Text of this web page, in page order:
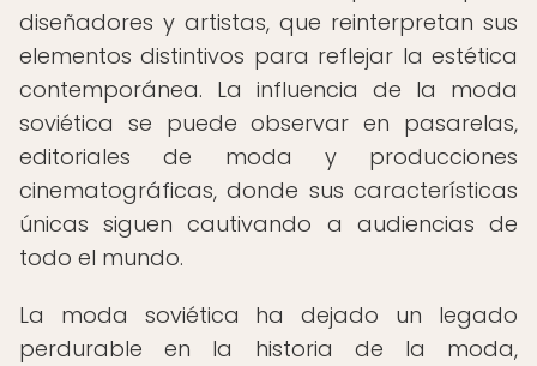
diseñadores y artistas, que reinterpretan sus
elementos distintivos para reflejar la estética
contemporánea. La influencia de la moda
soviética se puede observar en pasarelas,
editoriales de moda y producciones
cinematográficas, donde sus características
únicas siguen cautivando a audiencias de
todo el mundo.
La moda soviética ha dejado un legado
perdurable en la historia de la moda,